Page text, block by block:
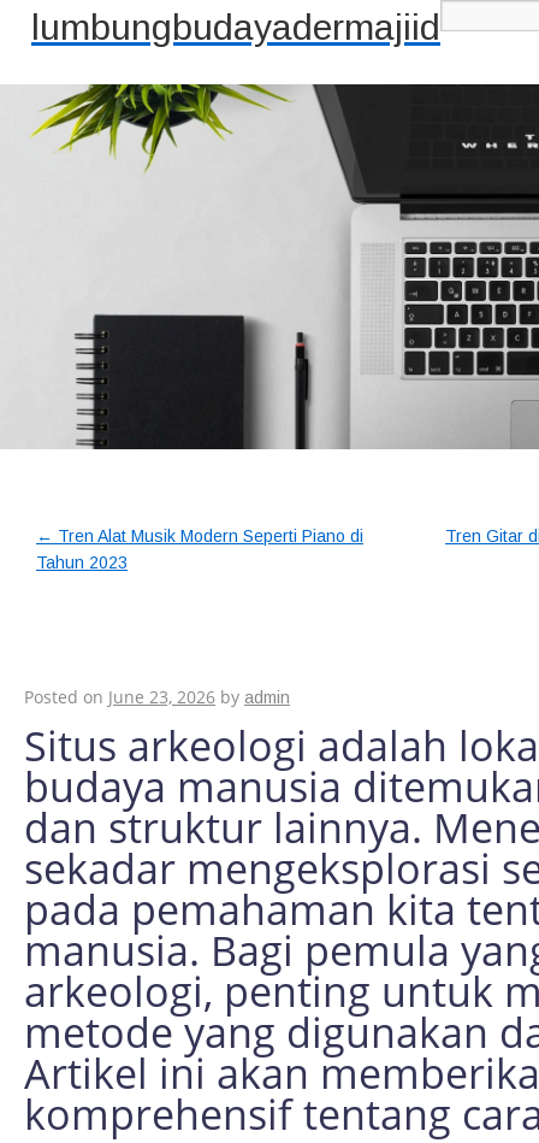
lumbungbudayadermajiid
← Tren Alat Musik Modern Seperti Piano di
Tahun 2023
Tren Gitar
Posted on June 23, 2026 by admin
Situs arkeologi adalah
budaya manusia
dan struktur lainnya.
sekadar mengeksplorasi
pada pemahaman kita
manusia. Bagi pemula
arkeologi, penting untuk
metode yang digunakan
Artikel ini akan
komprehensif tentang